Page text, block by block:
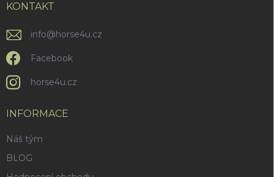
KONTAKT
info@horse4u.cz
Facebook
horse4u.cz
INFORMACE
Náš tým
BLOG